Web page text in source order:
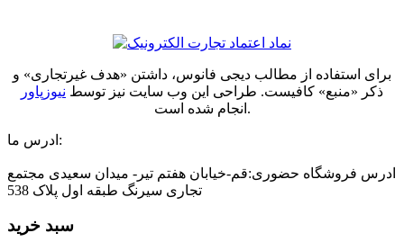
برای استفاده از مطالب دیجی فانوس، داشتن «هدف غیرتجاری» و
ذکر «منبع» کافیست. طراحی این وب سایت نیز توسط نیوزپاور
انجام شده است.
ادرس ما:
ادرس فروشگاه حضوری:قم-خیابان هفتم تیر- میدان سعیدی مجتمع
تجاری سیرنگ طبقه اول پلاک 538
سبد خرید